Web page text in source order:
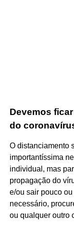
Devemos
do
O distanciamento
importantíssima
individual, mas
propagação do
e/ou sair pouco
necessário,
ou qualquer outro